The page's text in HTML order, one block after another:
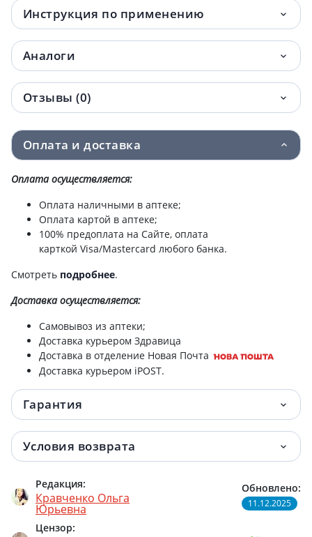
Инструкция по применению
Аналоги
Отзывы (0)
Оплата и доставка
Оплата осуществляется:
Оплата наличными в аптеке;
Оплата картой в аптеке;
100% предоплата на Сайте, оплата
карткой Visa/Mastercard любого банка.
Смотреть подробнее.
Доставкаосуществляется:
Самовывоз из аптеки;
Доставка курьером Здравица
Доставка в отделение Новая Почта
Доставка курьером iPOST.
Гарантия
Условия возврата
Редакция:
Кравченко Ольга
Юрьевна
Цензор:
Обновлено:
11.12.2025